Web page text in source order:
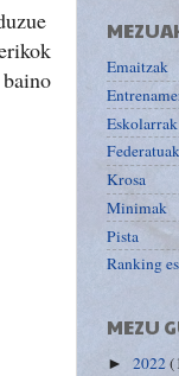
Emaitzak
Eskolarrak
Federatuak
Krosa
Minimak
Pista
Ranking
MEZU
► 2022